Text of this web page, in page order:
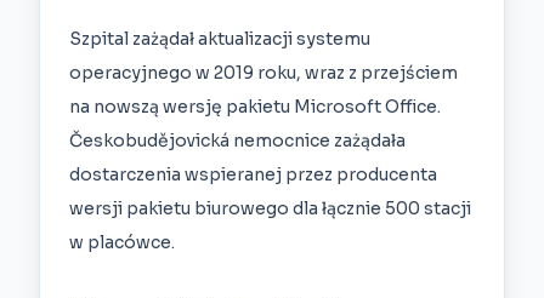
Szpital zażądał aktualizacji systemu
operacyjnego w 2019 roku, wraz z przejściem
na nowszą wersję pakietu Microsoft Office.
Českobudějovická nemocnice zażądała
dostarczenia wspieranej przez producenta
wersji pakietu biurowego dla łącznie 500 stacji
w placówce.